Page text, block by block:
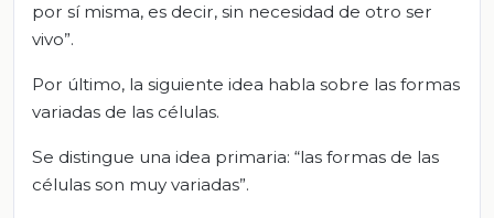
por sí misma, es decir, sin necesidad de otro ser
vivo”.
Por último, la siguiente idea habla sobre las formas
variadas de las células.
Se distingue una idea primaria: “las formas de las
células son muy variadas”.